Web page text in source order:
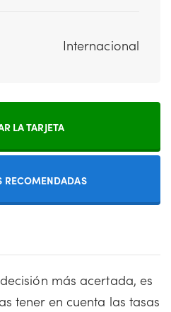
Internacional
LA TARJETA
RECOMENDADAS
más acertada, es
tener en cuenta las tasas